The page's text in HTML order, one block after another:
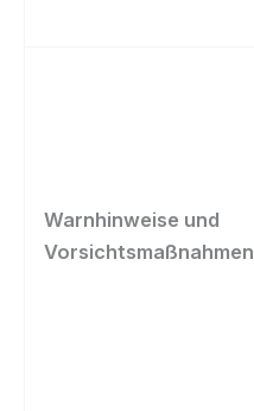
Warnhinweise und
Vorsichtsmaßnahmen